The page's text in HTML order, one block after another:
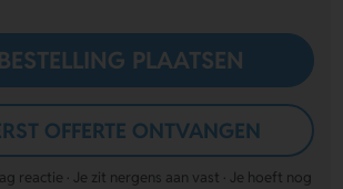
BESTELLING PLAATSEN
OFFERTE ONTVANGEN
reactie · Je zit nergens aan vast · Je hoeft nog